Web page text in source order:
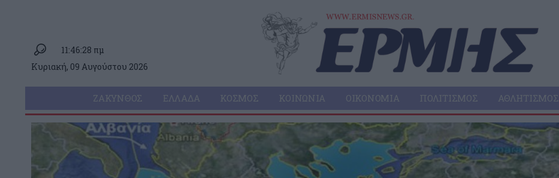
11:46:28 πμ
Κυριακή, 09 Αυγούστου 2026
ΖΆΚΥΝΘΟΣ ΕΛΛΆΔΑ ΚΌΣΜΟΣ ΚΟΙΝΩΝΊΑ ΟΙΚΟΝΟΜΊΑ ΠΟΛΙΤΙΣΜΌΣ ΑΘΛΗΤΙΣΜΌΣ